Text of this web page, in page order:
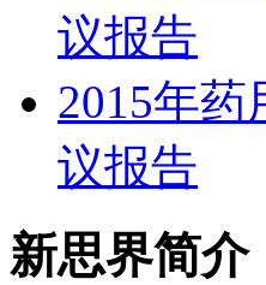
议报告
2015年
议报告
新思界简介